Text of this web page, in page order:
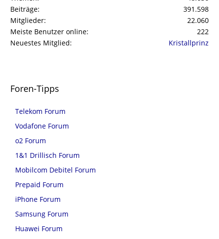
Beiträge
391.598
Mitglieder
22.060
Meiste Benutzer online
222
Neuestes Mitglied
Kristallprinz
Foren-Tipps
Telekom Forum
Vodafone Forum
o2 Forum
1&1 Drillisch Forum
Mobilcom Debitel Forum
Prepaid Forum
iPhone Forum
Samsung Forum
Huawei Forum